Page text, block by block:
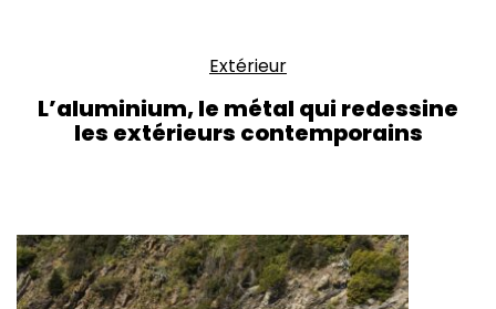
Extérieur
L’aluminium, le métal qui redessine
les extérieurs contemporains